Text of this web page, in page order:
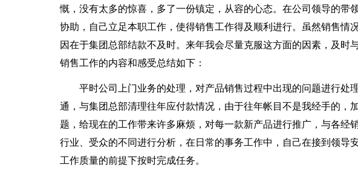
慨，没有太多的惊喜，多了一份镇定，从容的心态。在公司领导的带
协助，自己立足本职工作，使得销售工作得及顺利进行。虽然销售情
因在于集团总部结款不及时。来年我会尽量克服这方面的因素，及时
销售工作的内容和感受总结如下：
平时公司上门业务的处理，对产品销售过程中出现的问题进行处
通，与集团总部清理往年应付款情况，由于往年帐目不是我经手的，
题，给现在的工作带来许多麻烦，对每一款新产品进行推广，与各经
行业、受众的不同进行分析，在日常的事务工作中，自己在接到领导
工作质量的前提下按时完成任务。